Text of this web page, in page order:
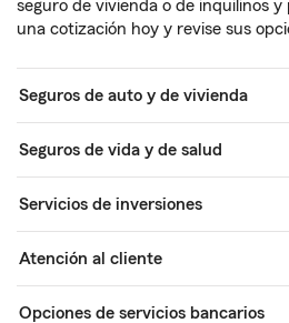
seguro de vivienda o de inquilinos
una cotización hoy y revise sus
Seguros de auto y de vivienda
Seguros de vida y de salud
Servicios de inversiones
Atención al cliente
Opciones de servicios bancarios